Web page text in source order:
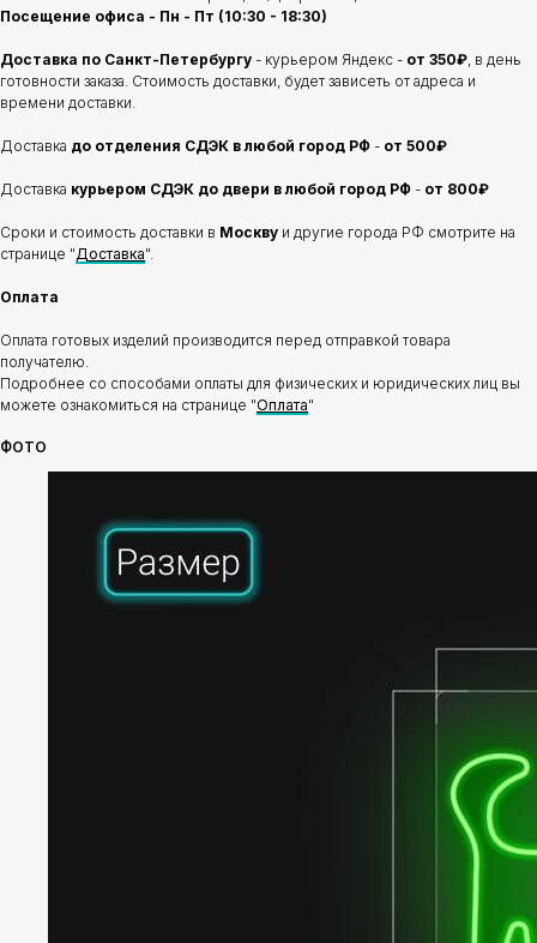
Посещение офиса - Пн - Пт (10:30 - 18:30)
Доставка по Санкт-Петербургу - курьером Яндекс - от 350₽, в день
готовности заказа. Стоимость доставки, будет зависеть от адреса и
времени доставки.
Доставка до отделения СДЭК в любой город РФ - от 500₽
Доставка курьером СДЭК до двери в любой город РФ - от 800₽
Сроки и стоимость доставки в Москву и другие города РФ смотрите на
странице "Доставка".
Оплата
Оплата готовых изделий производится перед отправкой товара
получателю.
Подробнее со способами оплаты для физических и юридических лиц вы
можете ознакомиться на странице "Оплата"
ФОТО